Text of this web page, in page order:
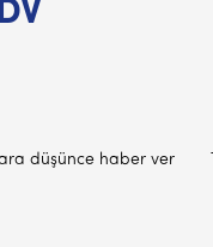
düşünce haber ver